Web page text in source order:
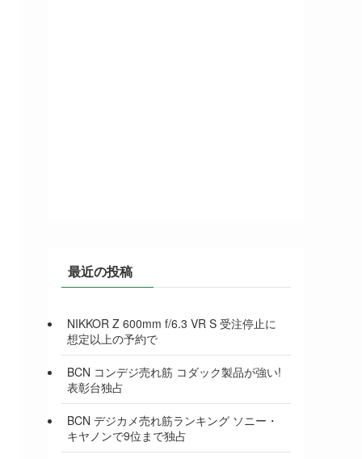
最近の投稿
NIKKOR Z 600mm f/6.3 VR S 受注停止に
想定以上の予約で
BCN コンデジ売れ筋 コダック製品が強い!
表彰台独占
BCN デジカメ売れ筋ランキング ソニー・
キヤノンで9位まで独占